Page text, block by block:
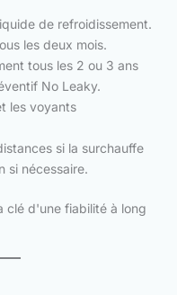
de refroidissement.
les deux mois.
tous les 2 ou 3 ans
No Leaky.
les voyants
si la surchauffe
si nécessaire.
clé d'une fiabilité à long